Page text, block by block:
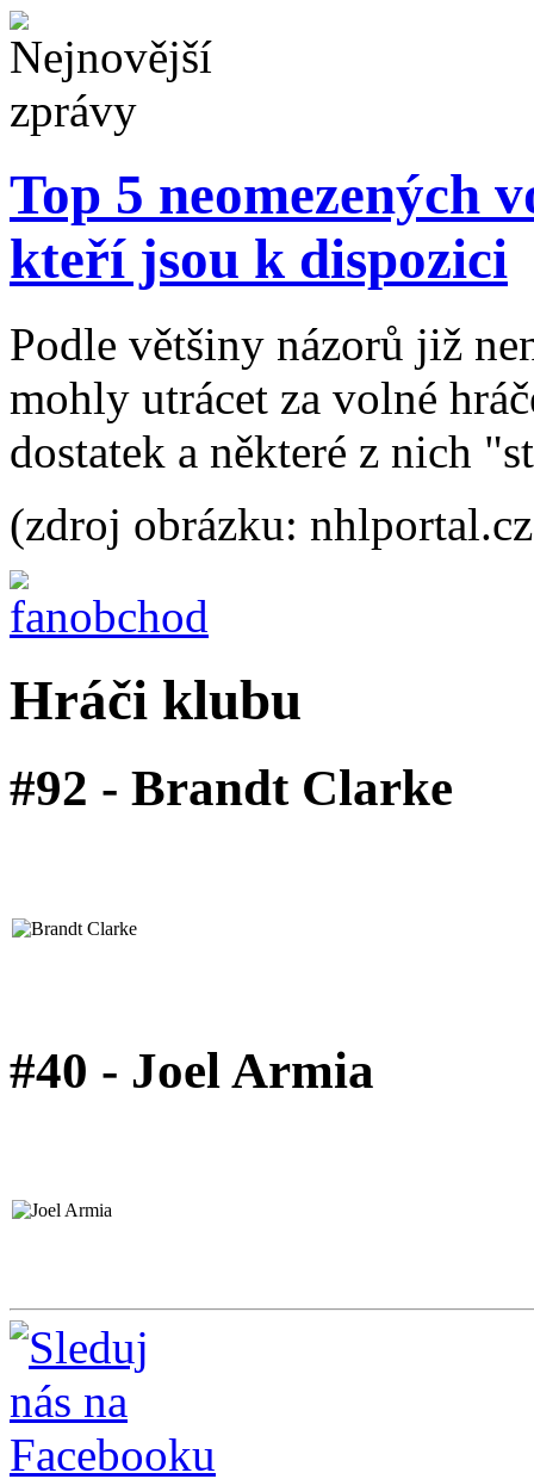
Top 5 neomezených
kteří jsou k dispozici
Podle většiny názorů již
mohly utrácet za volné
dostatek a některé z nich
(zdroj obrázku:
Hráči klubu
#92 - Brandt Clarke
#40 - Joel Armia